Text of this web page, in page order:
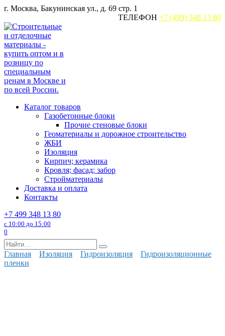
Перейти
содержанию
г. Москва, Бакунинская ул., д. 69 стр. 1
ТЕЛЕФОН +7 (499) 348 13 80
Каталог товаров
Газобетонные блоки
Прочие стеновые блоки
Геоматериалы и дорожное строительство
ЖБИ
Изоляция
Кирпич; керамика
Кровля; фасад; забор
Стройматериалы
Доставка и оплата
Контакты
+7 499 348 13 80
с 10:00 до 15:00
0
Search
for:
Главная Изоляция Гидроизоляция
Гидроизоляционные
пленки